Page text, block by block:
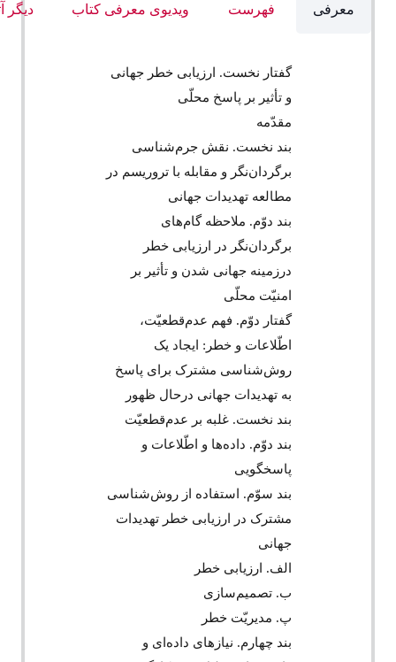
معرفی فهرست ویدیوی معرفی کتاب دیگر
گفتار نخست. ارزیابی خطر جهانی
و تأثیر بر پاسخ محلّی
مقدّمه
بند نخست. نقش جرم‌‌شناسی
برگردان‌‌نگر و مقابله با تروریسم در
مطالعه تهدیدات جهانی
بند دوّم. ملاحظه گام‌‌های
برگردان‌‌نگر در ارزیابی خطر
درزمینه جهانی شدن و تأثیر بر
امنیّت محلّی
گفتار دوّم. فهم عدم‌قطعیّت،
اطّلاعات و خطر: ایجاد یک
روش‌‌شناسی مشترک برای پاسخ
به تهدیدات جهانی درحال ظهور
بند نخست. غلبه بر عدم‌قطعیّت
بند دوّم. داده‌‌ها و اطّلاعات و
پاسخگویی
بند سوّم. استفاده از روش‌‌شناسی
مشترک در ارزیابی خطر تهدیدات
جهانی
الف. ارزیابی خطر
ب. تصمیم‌‌سازی
پ. مدیریّت خطر
بند چهارم. نیازهای داده‌‌ای و